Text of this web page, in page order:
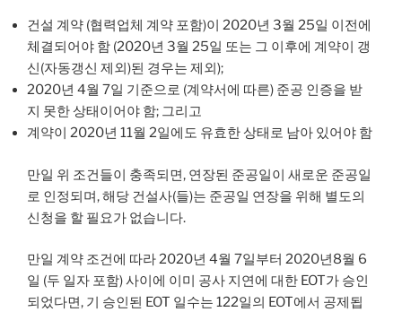
건설 계약 (협력업체 계약 포함)이 2020년 3월 25일 이전에
체결되어야 함 (2020년 3월 25일 또는 그 이후에 계약이 갱
신(자동갱신 제외)된 경우는 제외);
2020년 4월 7일 기준으로 (계약서에 따른) 준공 인증을 받
지 못한 상태이어야 함; 그리고
계약이 2020년 11월 2일에도 유효한 상태로 남아 있어야 함
만일 위 조건들이 충족되면, 연장된 준공일이 새로운 준공일
로 인정되며, 해당 건설사(들)는 준공일 연장을 위해 별도의
신청을 할 필요가 없습니다.
만일 계약 조건에 따라 2020년 4월 7일부터 2020년8월 6
일 (두 일자 포함) 사이에 이미 공사 지연에 대한 EOT가 승인
되었다면, 기 승인된 EOT 일수는 122일의 EOT에서 공제됩